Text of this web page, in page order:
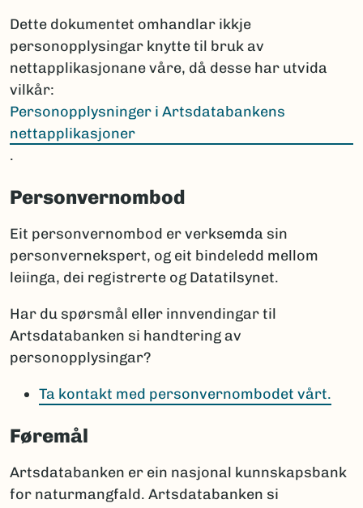
Dette dokumentet omhandlar ikkje
personopplysingar knytte til bruk av
nettapplikasjonane våre, då desse har utvida
vilkår:
Personopplysninger i Artsdatabankens
nettapplikasjoner
.
Personvernombod
Eit personvernombod er verksemda sin
personvernekspert, og eit bindeledd mellom
leiinga, dei registrerte og Datatilsynet.
Har du spørsmål eller innvendingar til
Artsdatabanken si handtering av
personopplysingar?
Ta kontakt med personvernombodet vårt.
Føremål
Artsdatabanken er ein nasjonal kunnskapsbank
for naturmangfald. Artsdatabanken si